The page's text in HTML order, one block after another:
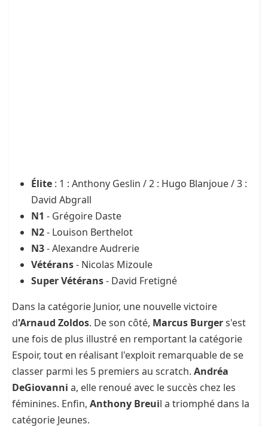
Élite : 1 : Anthony Geslin / 2 : Hugo Blanjoue / 3 :
David Abgrall
N1 - Grégoire Daste
N2- Louison Berthelot
N3- Alexandre Audrerie
Vétérans- Nicolas Mizoule
Super Vétérans- David Fretigné
Dans la catégorie Junior, une nouvelle victoire
d'Arnaud Zoldos. De son côté, Marcus Burgers'est
une fois de plus illustré en remportant la catégorie
Espoir, tout en réalisant l'exploit remarquable de se
classer parmi les 5 premiers au scratch. Andréa
DeGiovanni a, elle renoué avec le succès chez les
féminines. Enfin, Anthony Breuil a triomphé dans la
catégorie Jeunes.